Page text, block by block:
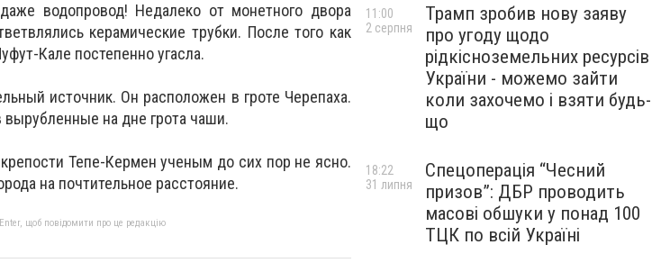
водопровод! Недалеко от монетного двора
керамические трубки. После того как
Кале постепенно угасла.
источник. Он расположен в гроте Черепаха.
на дне грота чаши.
Тепе-Кермен ученым до сих пор не ясно.
на почтительное расстояние.
щоб повідомити про це редакцію
Трамп зробив нову заяву
про угоду щодо
рідкісноземельних ресурсів
України - можемо зайти
коли захочемо і взяти будь-
що
11:00
2 серпня
Спецоперація “Чесний
призов”: ДБР проводить
масові обшуки у понад 100
ТЦК по всій Україні
18:22
31 липня